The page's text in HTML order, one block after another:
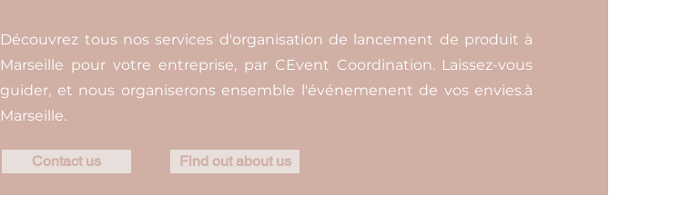
Découvrez tous nos services d'organisation de lancement de produit à
Marseille pour votre entreprise, par CEvent Coordination. Laissez-vous
guider, et nous organiserons ensemble l'événemenent de vos envies.à
Marseille.
Contact us Find out about us